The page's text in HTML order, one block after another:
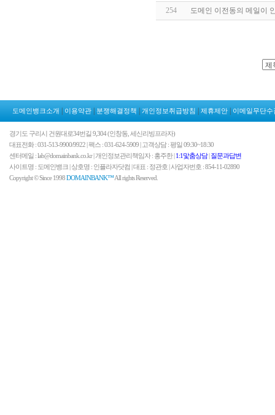
254 도메인 이전동의 메일이
도메인뱅크소개 이용약관 분쟁해결정책 개인정보취급방침 제휴제안 이메일무단수
경기도 구리시 건원대로34번길 9,304 (인창동, 세신리빙프라자)
대표전화 : 031-513-9900/9922 | 팩스 : 031-624-5909 | 고객상담 : 평일 09:30~18:30
센터메일 : lab@domainbank.co.kr | 개인정보관리책임자 : 홍주한 |1:1맟춤상담|질문과답변
사이트명 : 도메인뱅크 | 상호명 : 인플라자닷컴 | 대표 : 정관호 | 사업자번호 : 854-11-02890
Copyright © Since 1998DOMAINBANK™All rights Reserved.